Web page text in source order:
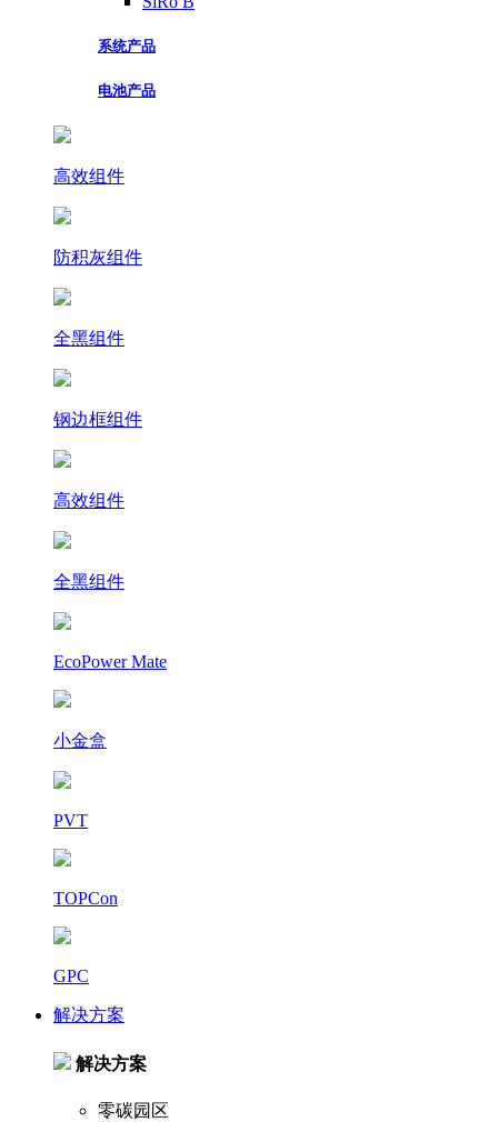
系统产品
电池产品
高效组件
防积灰组件
全黑组件
钢边框组件
高效组件
全黑组件
EcoPower Mate
小金盒
PVT
TOPCon
GPC
解决方案
解决方案
零碳园区